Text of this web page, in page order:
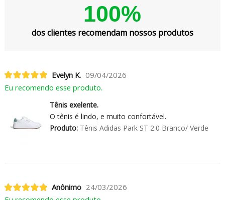
100%
dos clientes recomendam nossos produtos
Evelyn K. 09/04/2026
Eu recomendo esse produto.
Tênis exelente.
O tênis é lindo, e muito confortável.
Produto:Tênis Adidas Park ST 2.0 Branco/ Verde
Anônimo 24/03/2026